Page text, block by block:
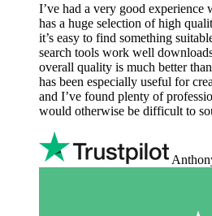
I’ve had a very good experience
has a huge selection of high
it’s easy to find something
search tools work well
overall quality is much better
has been especially useful for
and I’ve found plenty of
would otherwise be difficult to